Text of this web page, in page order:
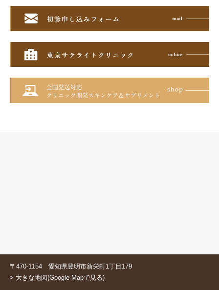
〒470-1154 愛知県豊明市新栄町1丁目179
> 大きな地図(Google Mapで見る)